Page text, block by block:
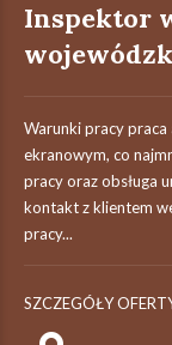
Inspektor
Warunki pracy
ekranowym, co
pracy oraz obsługa
kontakt z klientem
pracy...
SZCZEGÓŁY